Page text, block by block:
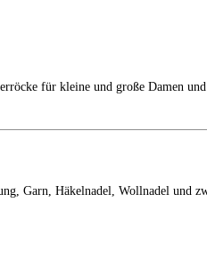
für kleine und große Damen
Garn, Häkelnadel, Wollnadel und